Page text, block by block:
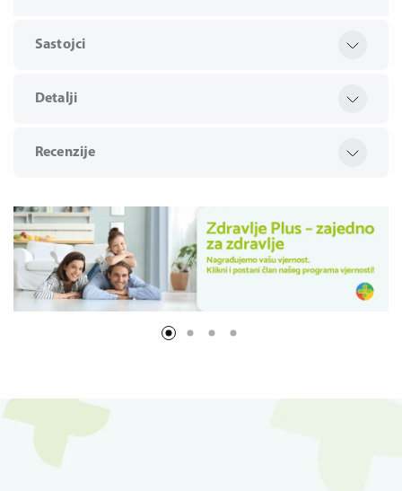
Sastojci
Detalji
Recenzije